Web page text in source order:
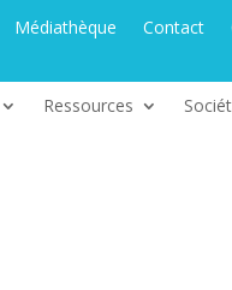
Médiathèque Contact
Ressources